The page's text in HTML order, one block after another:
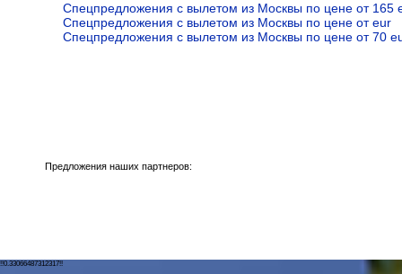
Спецпредложения с вылетом из Москвы по цене от 165
Спецпредложения с вылетом из Москвы по цене от eur
Спецпредложения с вылетом из Москвы по цене от 70
Предложения наших партнеров:
!!0.33066487312317!!